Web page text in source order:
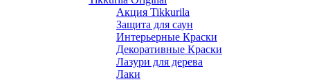
Акция Tikkurila
Защита для саун
Интерьерные Краски
Декоративные Краски
Лазури для дерева
Лаки